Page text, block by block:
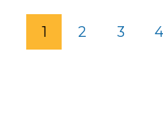
1 2 3 4